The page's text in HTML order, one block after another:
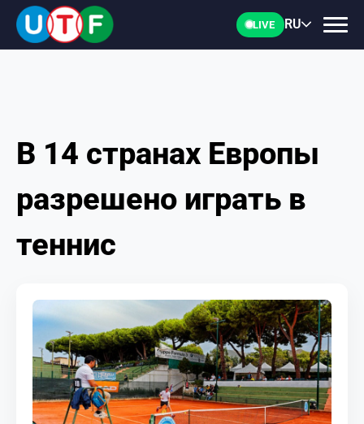
LIVE RU
ГЛАВНАЯ
ФТУ
НОВОСТИ
ПЕРСОНАЛИИ
МЕДИА
КОРТЫ
В 14 странах Европы
разрешено играть в
теннис